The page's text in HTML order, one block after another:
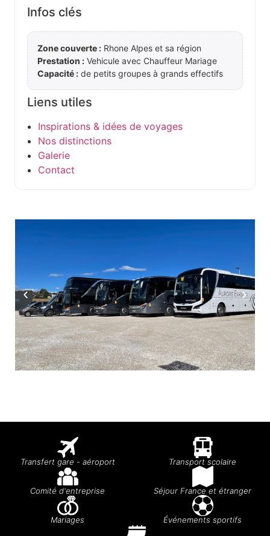
Infos clés
Zone couverte : Rhone Alpes et sa région
Prestation : Vehicule avec Chauffeur Mariage
Capacité : de petits groupes à grands effectifs
Liens utiles
Inspirations & idées de voyages
Nos distinctions
Galerie
Contact
Transfert gare - aéroport Transport scolaire
Comité d'entreprise Séjour France et étranger
Mariages Événements sportifs